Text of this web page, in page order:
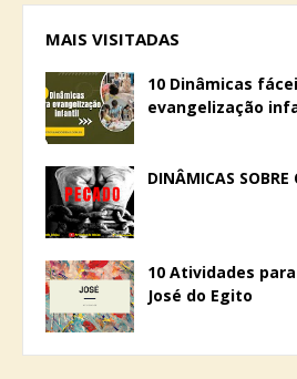
MAIS VISITADAS
10 Dinâmicas
evangelização
DINÂMICAS SOBRE
10 Atividades
José do Egito